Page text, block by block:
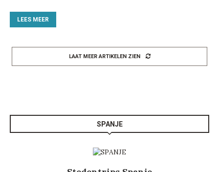
LEES MEER
LAAT MEER ARTIKELEN ZIEN
SPANJE